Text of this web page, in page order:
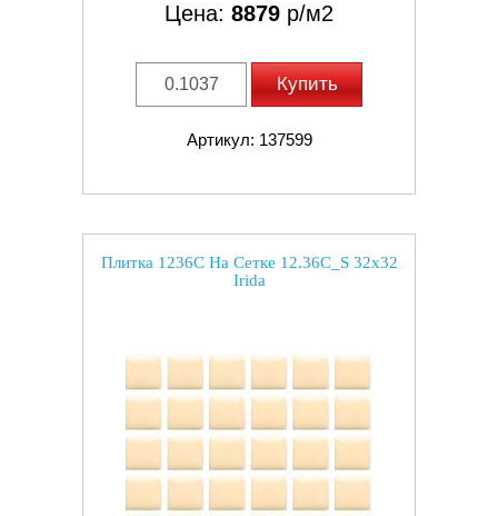
Цена: 8879 р/м2
Купить
Артикул: 137599
Плитка 1236C На Сетке 12.36C_S 32x32
Irida